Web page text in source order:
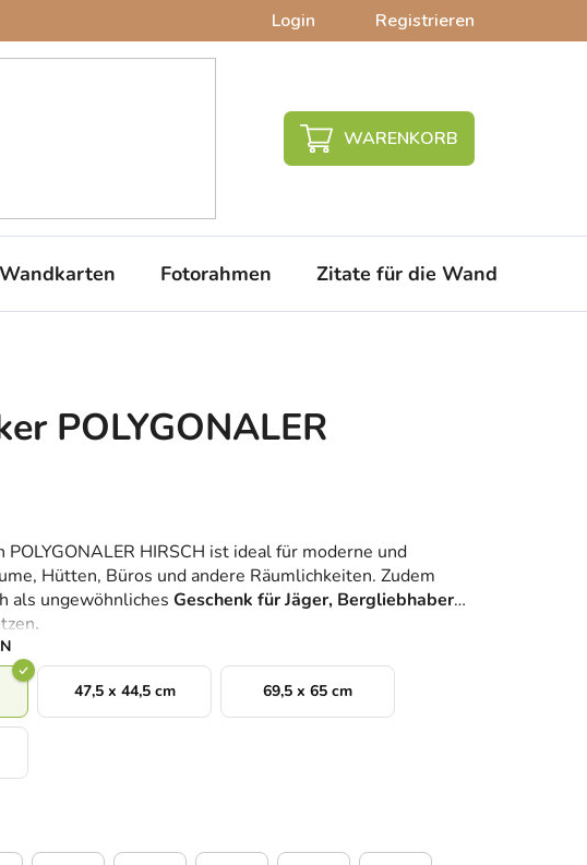
Login Registrieren
WARENKORB
Wandkarten Fotorahmen Zitate für die Wand
POLYGONALER
HIRSCH ist ideal für moderne und
Hütten, Büros und andere Räumlichkeiten. Zudem
als ungewöhnliches Geschenk für Jäger, Bergliebhaber
.
47,5 x 44,5 cm 69,5 x 65 cm